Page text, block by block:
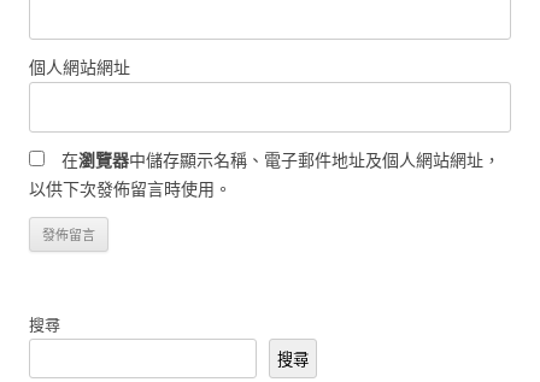
個人網站網址
在瀏覽器中儲存顯示名稱、電子郵件地址及個人網站網址，
以供下次發佈留言時使用。
搜尋
搜尋